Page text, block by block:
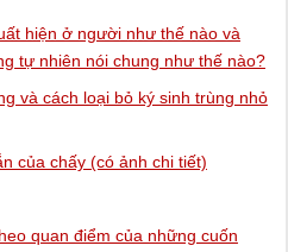
hiện ở người như thế nào và
tự nhiên nói chung như thế nào?
và cách loại bỏ ký sinh trùng nhỏ
của chấy (có ảnh chi tiết)
quan điểm của những cuốn